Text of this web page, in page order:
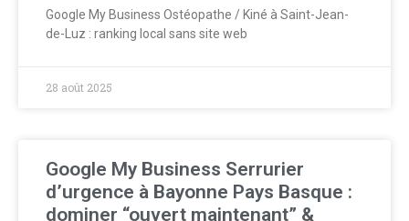
Google My Business Ostéopathe / Kiné à Saint-Jean-
de-Luz : ranking local sans site web
28 août 2025
Google My Business Serrurier
d’urgence à Bayonne Pays Basque :
dominer “ouvert maintenant” &